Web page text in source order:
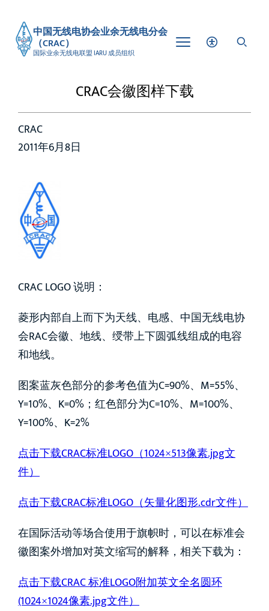
中国无线电协会业余无线电分会
（CRAC）
国际业余无线电联盟 IARU 成员组织
CRAC会徽图样下载
CRAC
2011年6月8日
CRAC LOGO 说明：
菱形内部自上而下为天线、电感、中国无线电协
会RAC会徽、地线、绶带上下圆弧线组成的电容
和地线。
图案蓝灰色部分的参考色值为C=90%、M=55%、
Y=10%、K=0%；红色部分为C=10%、M=100%、
Y=100%、K=2%
点击下载CRAC标准LOGO（1024×513像素.jpg文
件）
点击下载CRAC标准LOGO（矢量化图形.cdr文件）
在国际活动等场合使用于旗帜时，可以在标准会
徽图案外增加对英文缩写的解释，相关下载为：
点击下载CRAC 标准LOGO附加英文全名圆环
(1024×1024像素.jpg文件）